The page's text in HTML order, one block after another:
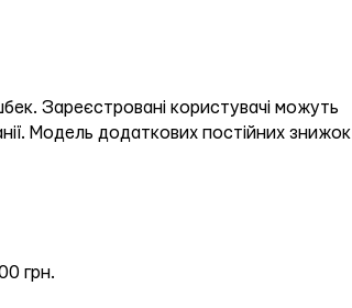
Зареєстровані користувачі можуть
Модель додаткових постійних знижок
грн.